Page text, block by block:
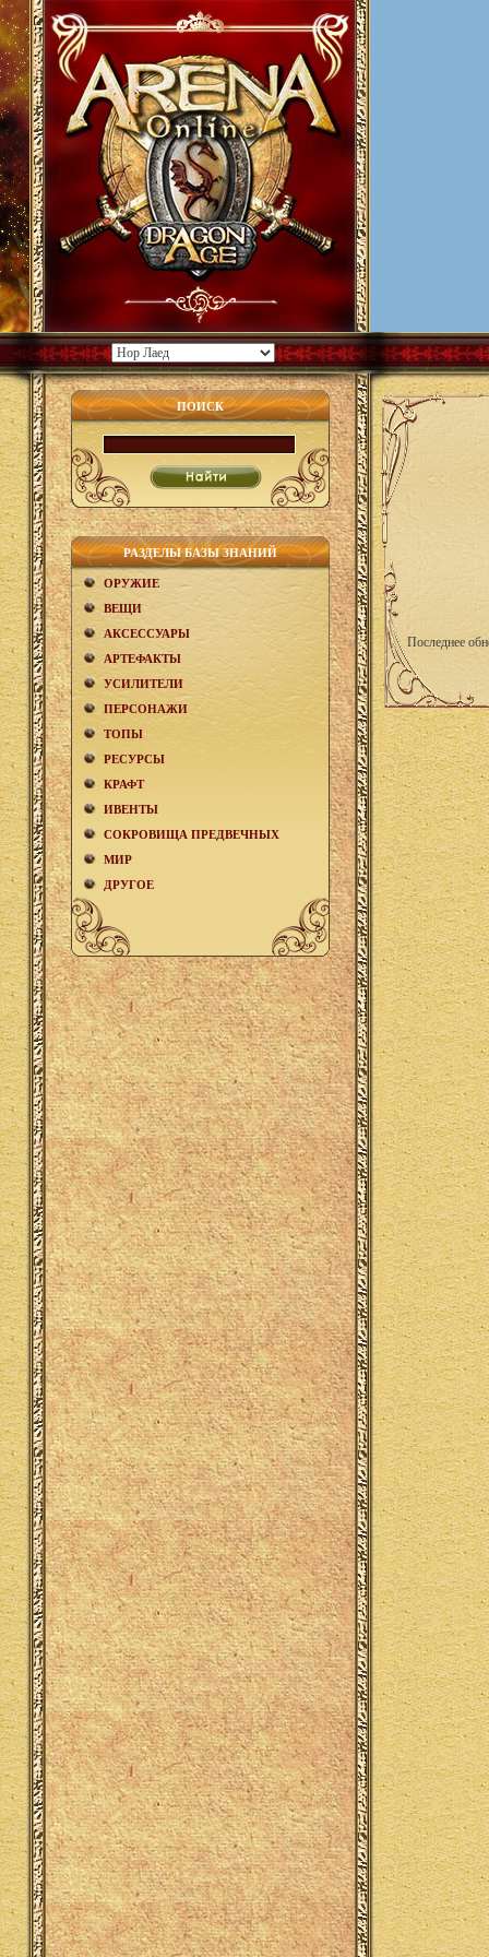
ПОИСК
РАЗДЕЛЫ БАЗЫ ЗНАНИЙ
ОРУЖИЕ
ВЕЩИ
АКCЕСCУАРЫ
АРТЕФАКТЫ
УСИЛИТЕЛИ
ПЕРСОНАЖИ
ТОПЫ
РЕСУРСЫ
КРАФТ
ИВЕНТЫ
СОКРОВИЩА ПРЕДВЕЧНЫХ
МИР
ДРУГОЕ
Последнее